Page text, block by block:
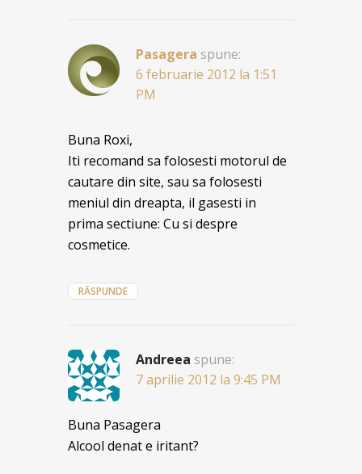
Pasagera spune:
6 februarie 2012 la 1:51
PM
Buna Roxi,
Iti recomand sa folosesti motorul de
cautare din site, sau sa folosesti
meniul din dreapta, il gasesti in
prima sectiune: Cu si despre
cosmetice.
RĂSPUNDE
Andreea spune:
7 aprilie 2012 la 9:45 PM
Buna Pasagera
Alcool denat e iritant?